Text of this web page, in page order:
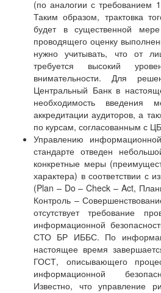
(по аналогии с требованием
Таким образом, трактовка
будет в существенной
проводящего оценку
нужно учитывать, что от
требуется высокий
внимательности. Для
Центральный Банк в
необходимость введения
аккредитации аудиторов, а
по курсам, согласованным с
Управлению
стандарте отведен
конкретные меры
характера) в соответствии с
(Plan – Do – Check – Act,
Контроль –
отсутствует требование
информационной
СТО БР ИББС. По
настоящее время
ГОСТ, описывающего
информационной
Известно, что управление